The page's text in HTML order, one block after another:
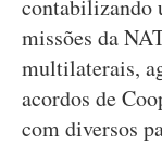
contabilizando
missões da
multilaterais,
acordos de
com diversos